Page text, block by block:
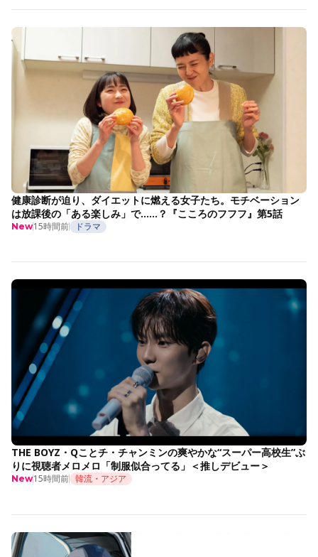
健康診断が迫り、ダイエットに燃える女子たち。モチベーション
は放課後の「ある楽しみ」で……？『こころのフフフ』第5話
New15時間前 ドラマ
THE BOYZ・Qことチ・チャンミンの爽やかな“スーパー高校生”ぶ
りに視聴者メロメロ「制服似合ってる」＜推しデビュー＞
New15時間前 韓流・アジア